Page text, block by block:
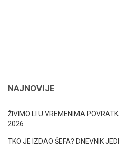
NAJNOVIJE
ŽIVIMO LI U VREMENIMA
2026
TKO JE IZDAO ŠEFA? DNEVNIK